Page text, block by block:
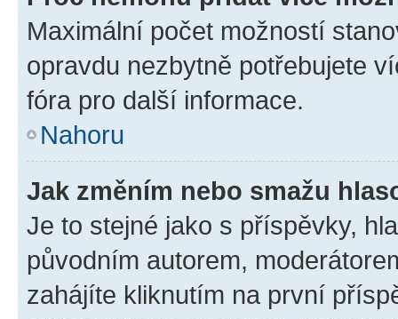
Maximální počet možností
opravdu nezbytně potřebujete
fóra pro další informace.
Nahoru
Jak změním nebo smažu
Je to stejné jako s příspěvky,
původním autorem,
zahájíte kliknutím na první